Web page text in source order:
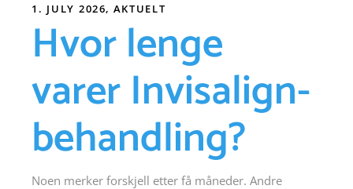
1. JULY 2026 AKTUELT
Hvor lenge
varer Invisalign-
behandling?
Noen merker forskjell etter få måneder. Andre